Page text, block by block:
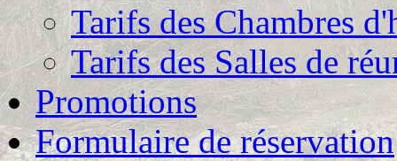
Tarifs des Chambres
Tarifs des Salles de
Promotions
Formulaire de réservation